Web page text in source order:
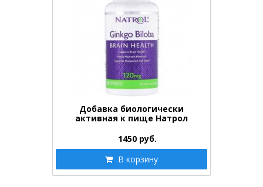
Добавка биологически
активная к пище Натрол
1450 руб.
В корзину